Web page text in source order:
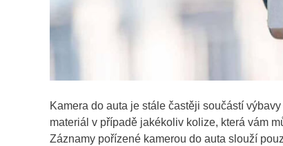
Kamera do auta je stále častěji součástí
materiál v případě jakékoliv kolize, která vám
Záznamy pořízené kamerou do auta slouží